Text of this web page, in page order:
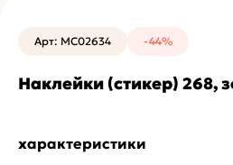
Арт: MC02634 -44%
Наклейки (стикер) 268,
характеристики